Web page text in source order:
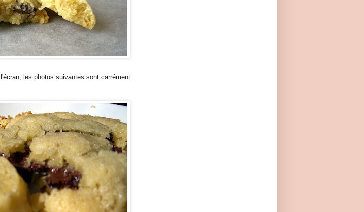
les photos suivantes sont carrément